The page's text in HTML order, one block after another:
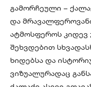
გამორჩეული –
და
ატმოსფეროს კიდევ
შეხვდებით
ხიდებსა და
ვიზუალურადაც